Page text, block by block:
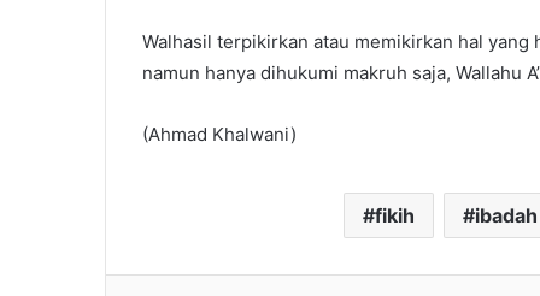
Walhasil terpikirkan atau memikirkan hal yang
namun hanya dihukumi makruh saja, Wallahu
(Ahmad Khalwani)
fikih ibadah